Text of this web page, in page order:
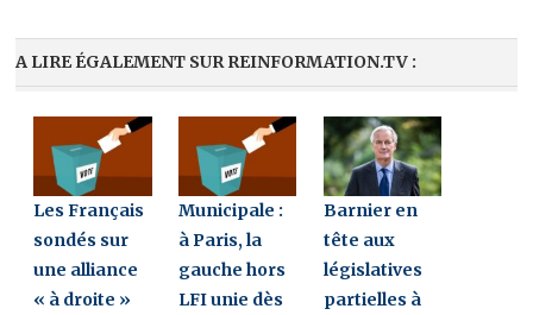
A LIRE ÉGALEMENT SUR REINFORMATION.TV :
Les Français
sondés sur
une alliance
« à droite »
Municipale :
à Paris, la
gauche hors
LFI unie dès
Barnier en
tête aux
législatives
partielles à